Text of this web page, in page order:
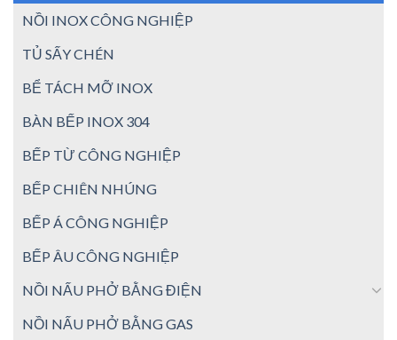
NỒI INOX CÔNG NGHIỆP
TỦ SẤY CHÉN
BỂ TÁCH MỠ INOX
BÀN BẾP INOX 304
BẾP TỪ CÔNG NGHIỆP
BẾP CHIÊN NHÚNG
BẾP Á CÔNG NGHIỆP
BẾP ÂU CÔNG NGHIỆP
NỒI NẤU PHỞ BẰNG ĐIỆN
NỒI NẤU PHỞ BẰNG GAS